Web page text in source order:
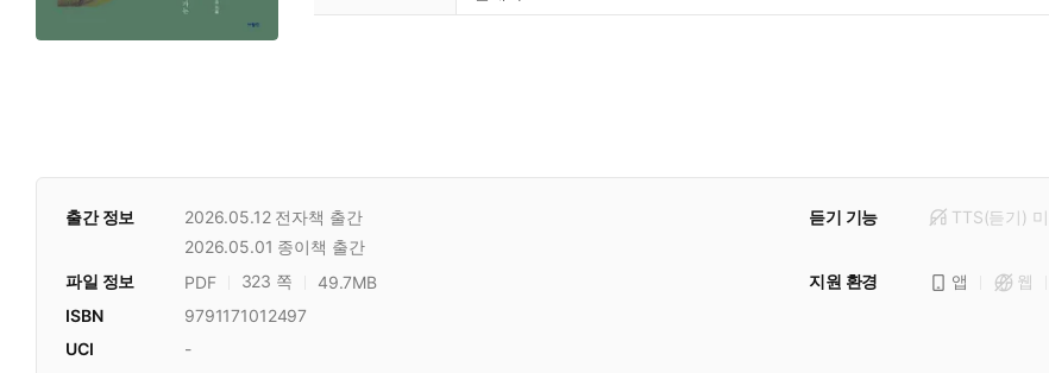
출간 정보 2026.05.12 전자책 출간
2026.05.01 종이책 출간
듣기 기능 TTS(듣기) 미
파일 정보 PDF 323 쪽 49.7MB 지원 환경 앱 웹
ISBN
9791171012497
UCI
-